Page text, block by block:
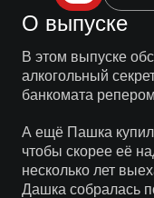
О выпуске
В этом выпуске
алкогольный
банкомата
А ещё Пашка купил
чтобы скорее её
несколько лет
Дашка собралась